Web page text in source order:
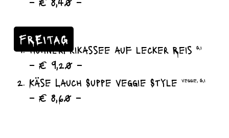
FREITAG
Hühnerfrikassee auf lecker Reis G,I
– € 9,20 –
Käse Lauch Suppe veggie Style
veggie, G,I
– € 8,60 –